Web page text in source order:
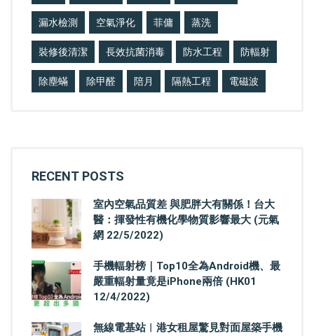
漏水檢測 空氣淨化 菲傭 蒸洗
裝修後清潔 長效抗菌消毒 防水工程 防輻射
除塵蟎 除甲醛 陪月 隔熱工程 電磁波
RECENT POSTS
室內空氣品質差 與肥胖大有關係！台大
醫：揮發性有機化學物質影響最大 (元氣
網 22/5/2022)
手機輻射榜｜Top10全為Android機、最
嚴重輻射量竟是iPhone兩倍 (HK01
12/4/2022)
無線電基站︳港女租屋驚見對面屋築手機